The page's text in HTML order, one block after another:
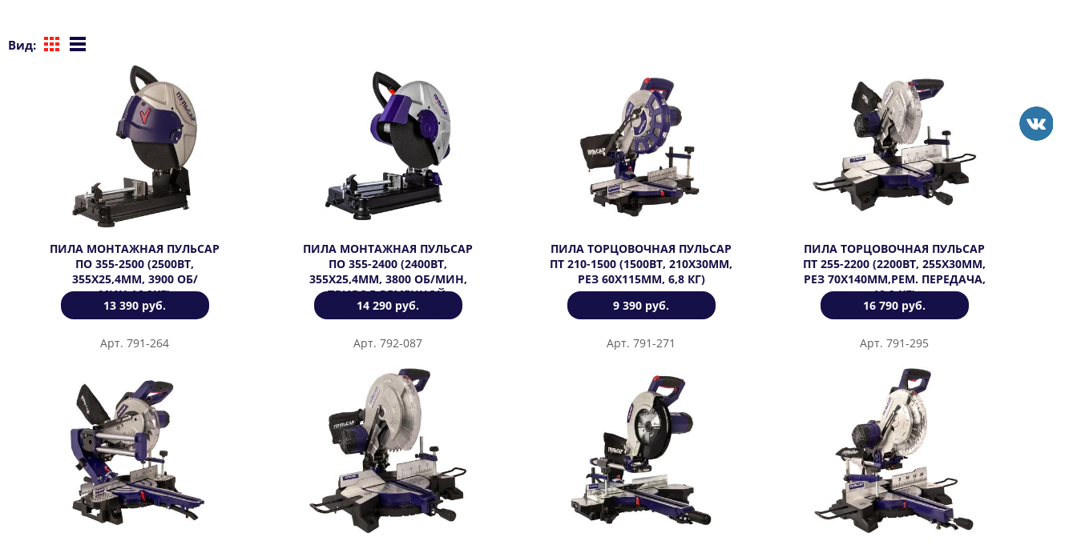
Вид:
ПИЛА МОНТАЖНАЯ ПУЛЬСАР
ПО 355-2500 (2500ВТ,
355Х25,4ММ, 3900 ОБ/
МИН,16,9КГ)
13 390 руб.
Арт. 791-264
ПИЛА МОНТАЖНАЯ ПУЛЬСАР
ПО 355-2400 (2400ВТ,
355Х25,4ММ, 3800 ОБ/МИН,
ПРИВОД РЕМЕННОЙ,
КОРОБКА,16,8КГ)
14 290 руб.
Арт. 792-087
ПИЛА ТОРЦОВОЧНАЯ ПУЛЬСАР
ПТ 210-1500 (1500ВТ, 210Х30ММ,
РЕЗ 60Х115ММ, 6,8 КГ)
9 390 руб.
Арт. 791-271
ПИЛА ТОРЦОВОЧНАЯ ПУЛЬСАР
ПТ 255-2200 (2200ВТ, 255Х30ММ,
РЕЗ 70Х140ММ,РЕМ. ПЕРЕДАЧА,
12,9 КГ)
16 790 руб.
Арт. 791-295